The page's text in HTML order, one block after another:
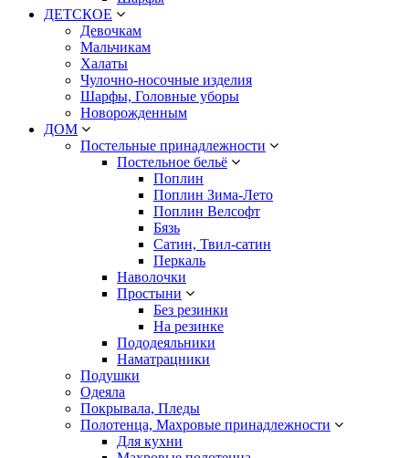
ДЕТСКОЕ
Девочкам
Мальчикам
Халаты
Чулочно-носочные изделия
Шарфы, Головные уборы
Новорожденным
ДОМ
Постельные принадлежности
Постельное бельё
Поплин
Поплин Зима-Лето
Поплин Велсофт
Бязь
Сатин, Твил-сатин
Перкаль
Наволочки
Простыни
Без резинки
На резинке
Пододеяльники
Наматрацники
Подушки
Одеяла
Покрывала, Пледы
Полотенца, Махровые принадлежности
Для кухни